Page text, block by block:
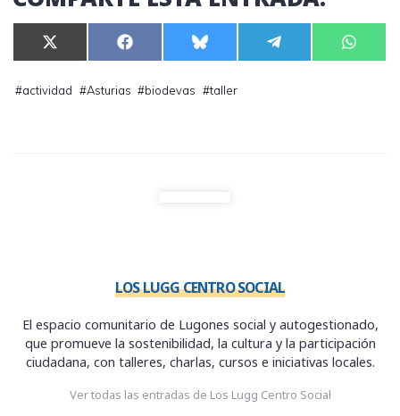
Compartir
en
X
(
w
i
Compartir
en
F
a
e
b
Compartir
en
B
l
e
s
Compartir
en
e en
h
#actividad #Asturias #biodevas #taller
LOS LUGG CENTRO SOCIAL
El espacio comunitario de Lugones social y autogestionado,
que promueve la sostenibilidad, la cultura y la participación
ciudadana, con talleres, charlas, cursos e iniciativas locales.
Ver todas las entradas de Los Lugg Centro Social